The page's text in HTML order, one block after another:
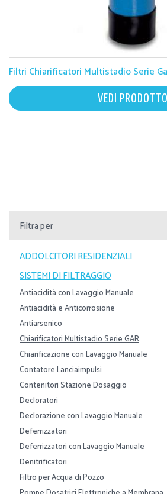
Filtri Chiarificatori Multistadio Serie
VEDI PRODOTTO
Filtra per
ADDOLCITORI RESIDENZIALI
SISTEMI DI FILTRAGGIO
Antiacidità con Lavaggio Manuale
Antiacidità e Anticorrosione
Antiarsenico
Chiarificatori Multistadio Serie GAR
Chiarificazione con Lavaggio Manuale
Contatore Lanciaimpulsi
Contenitori Stazione Dosaggio
Decloratori
Declorazione con Lavaggio Manuale
Deferrizzatori
Deferrizzatori con Lavaggio Manuale
Denitrificatori
Filtro per Acqua di Pozzo